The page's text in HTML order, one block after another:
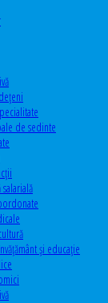
de sedinte
şi educaţie